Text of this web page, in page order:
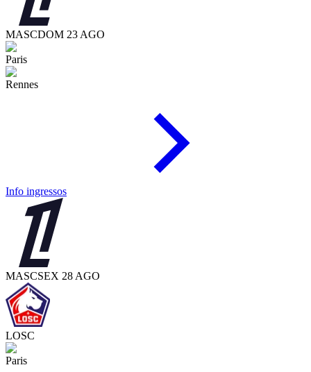
MASCDOM 23 AGO
Paris
Rennes
Info ingressos
MASCSEX 28 AGO
LOSC
Paris